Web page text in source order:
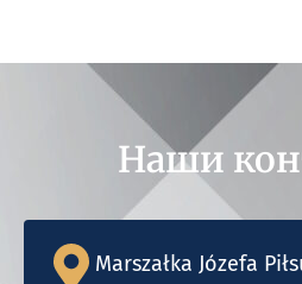
Наши
Marszałka Józefa